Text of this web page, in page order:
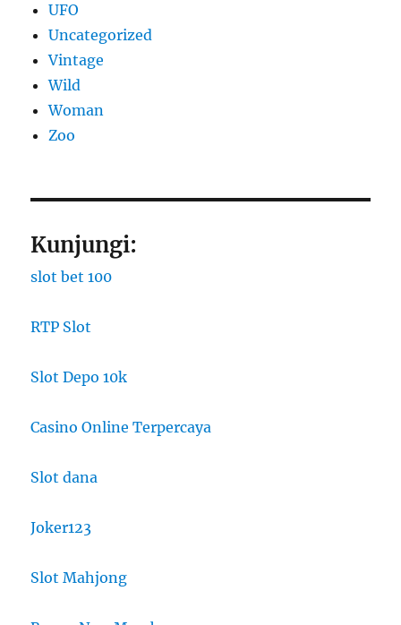
UFO
Uncategorized
Vintage
Wild
Woman
Zoo
Kunjungi:
slot bet 100
RTP Slot
Slot Depo 10k
Casino Online Terpercaya
Slot dana
Joker123
Slot Mahjong